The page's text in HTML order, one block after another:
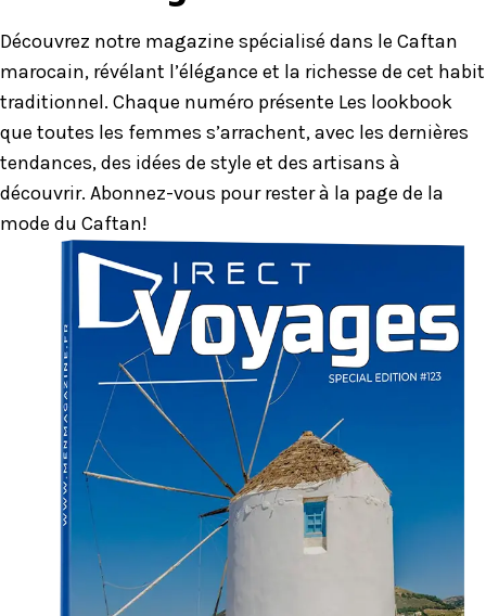
Découvrez notre magazine spécialisé dans le Caftan
marocain, révélant l’élégance et la richesse de cet habit
traditionnel. Chaque numéro présente Les lookbook
que toutes les femmes s’arrachent, avec les dernières
tendances, des idées de style et des artisans à
découvrir. Abonnez-vous pour rester à la page de la
mode du Caftan!